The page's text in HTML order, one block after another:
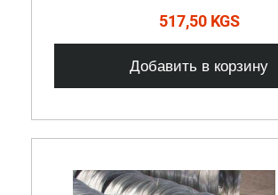
517,50 KGS
Добавить в корзину